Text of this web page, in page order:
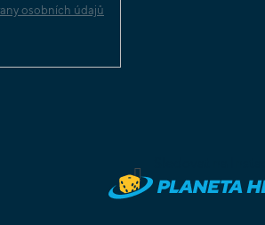
osobních údajů